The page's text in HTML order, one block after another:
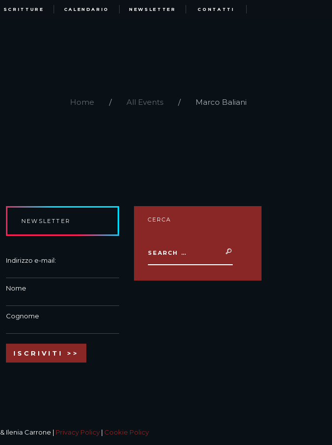
SCRITTURE CALENDARIO NEWSLETTER CONTATTI
Home All Events Marco Baliani
NEWSLETTER
Indirizzo e-mail:
Nome
Cognome
CERCA
& Ilenia Carrone | Privacy Policy| Cookie Policy